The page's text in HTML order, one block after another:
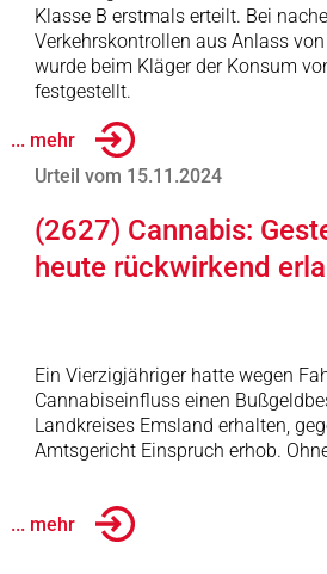
Klasse B erstmals erteilt. Bei
Verkehrskontrollen aus Anlass
wurde beim Kläger der Konsum
festgestellt.
... mehr
Urteil vom 15.11.2024
(2627) Cannabis:
heute rückwirkend
Ein Vierzigjähriger hatte wegen
Cannabiseinfluss einen
Landkreises Emsland erhalten,
Amtsgericht Einspruch erhob.
... mehr